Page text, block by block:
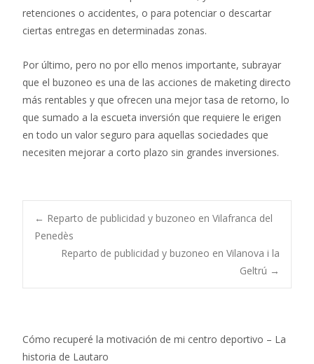
retenciones o accidentes, o para potenciar o descartar
ciertas entregas en determinadas zonas.
Por último, pero no por ello menos importante, subrayar
que el buzoneo es una de las acciones de maketing directo
más rentables y que ofrecen una mejor tasa de retorno, lo
que sumado a la escueta inversión que requiere le erigen
en todo un valor seguro para aquellas sociedades que
necesiten mejorar a corto plazo sin grandes inversiones.
Post
navigation
← Reparto de publicidad y buzoneo en Vilafranca del
Penedès
Reparto de publicidad y buzoneo en Vilanova i la
Geltrú →
Cómo recuperé la motivación de mi centro deportivo – La
historia de Lautaro